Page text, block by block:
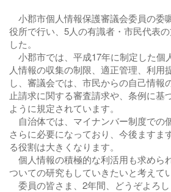
小郡市個人情報保護審議会委員の委
役所で行い、5人の有識者・市民代表
した。
小郡市では、平成17年に制定した個
人情報の収集の制限、適正管理、利用
し、審議会では、市民からの自己情報
止請求に関する審査請求や、条例に基
ように規定されています。
自治体では、マイナンバー制度での
さらに必要になっており、今後ますま
る役割は大きくなります。
個人情報の積極的な利活用も求めら
ついての研究もしていきたいと考えて
委員の皆さま、2年間、どうぞよろし